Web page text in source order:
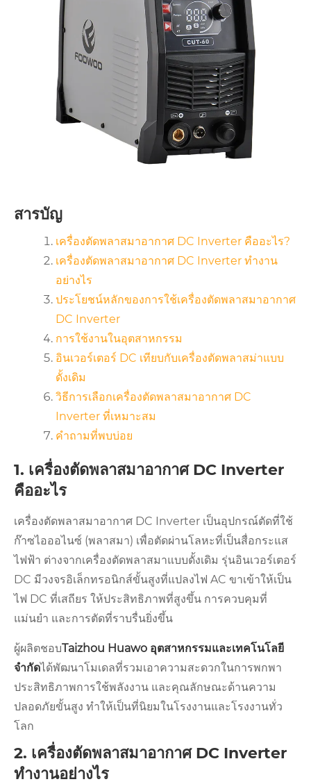
สารบัญ
เครื่องตัดพลาสมาอากาศ DC Inverter คืออะไร?
เครื่องตัดพลาสมาอากาศ DC Inverter ทำงาน
อย่างไร
ประโยชน์หลักของการใช้เครื่องตัดพลาสมาอากาศ
DC Inverter
การใช้งานในอุตสาหกรรม
อินเวอร์เตอร์ DC เทียบกับเครื่องตัดพลาสม่าแบบ
ดั้งเดิม
วิธีการเลือกเครื่องตัดพลาสมาอากาศ DC
Inverter ที่เหมาะสม
คำถามที่พบบ่อย
1. เครื่องตัดพลาสมาอากาศ DC Inverter
คืออะไร
เครื่องตัดพลาสมาอากาศ DC Inverter เป็นอุปกรณ์ตัดที่ใช้
ก๊าซไอออไนซ์ (พลาสมา) เพื่อตัดผ่านโลหะที่เป็นสื่อกระแส
ไฟฟ้า ต่างจากเครื่องตัดพลาสมาแบบดั้งเดิม รุ่นอินเวอร์เตอร์
DC มีวงจรอิเล็กทรอนิกส์ขั้นสูงที่แปลงไฟ AC ขาเข้าให้เป็น
ไฟ DC ที่เสถียร ให้ประสิทธิภาพที่สูงขึ้น การควบคุมที่
แม่นยำ และการตัดที่ราบรื่นยิ่งขึ้น
ผู้ผลิตชอบTaizhou Huawo อุตสาหกรรมและเทคโนโลยี
จำกัดได้พัฒนาโมเดลที่รวมเอาความสะดวกในการพกพา
ประสิทธิภาพการใช้พลังงาน และคุณลักษณะด้านความ
ปลอดภัยขั้นสูง ทำให้เป็นที่นิยมในโรงงานและโรงงานทั่ว
โลก
2. เครื่องตัดพลาสมาอากาศ DC Inverter
ทำงานอย่างไร